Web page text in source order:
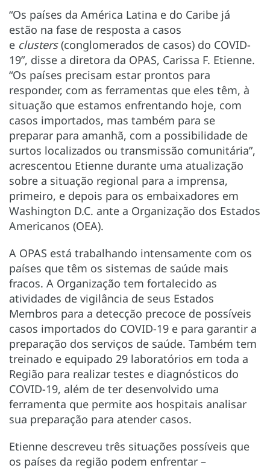
“Os países da América Latina e do Caribe já
estão na fase de resposta a casos
e clusters(conglomerados de casos) do COVID-
19”, disse a diretora da OPAS, Carissa F. Etienne.
“Os países precisam estar prontos para
responder, com as ferramentas que eles têm, à
situação que estamos enfrentando hoje, com
casos importados, mas também para se
preparar para amanhã, com a possibilidade de
surtos localizados ou transmissão comunitária”,
acrescentou Etienne durante uma atualização
sobre a situação regional para a imprensa,
primeiro, e depois para os embaixadores em
Washington D.C. ante a Organização dos Estados
Americanos (OEA).
A OPAS está trabalhando intensamente com os
países que têm os sistemas de saúde mais
fracos. A Organização tem fortalecido as
atividades de vigilância de seus Estados
Membros para a detecção precoce de possíveis
casos importados do COVID-19 e para garantir a
preparação dos serviços de saúde. Também tem
treinado e equipado 29 laboratórios em toda a
Região para realizar testes e diagnósticos do
COVID-19, além de ter desenvolvido uma
ferramenta que permite aos hospitais analisar
sua preparação para atender casos.
Etienne descreveu três situações possíveis que
os países da região podem enfrentar –